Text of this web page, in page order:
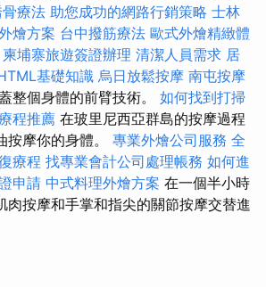
療法 助您成功的網路行銷策略 士林
燴方案 台中撥筋療法 歐式外燴精緻體
柬埔寨旅遊簽證辦理 清潔人員需求 居
基礎知識 烏日放鬆按摩 南屯按摩
整個身體的前臂技術。 如何找到打掃
程推薦 在玻里尼西亞群島的按摩過程
按摩你的身體。 專業外燴公司服務 全
療程 找專業會計公司處理帳務 如何進
申請 中式料理外燴方案 在一個半小時​​
肉按摩和手掌和指尖的關節按摩交替進